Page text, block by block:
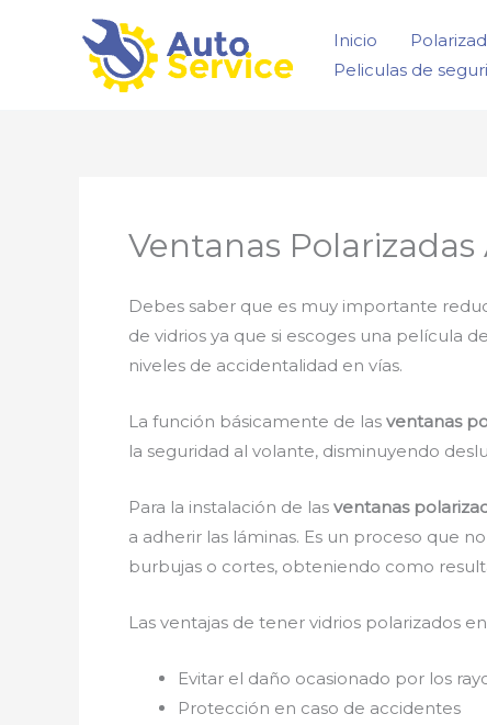
Inicio
Peliculas de
Ventanas
Debes saber que es muy importante
de vidrios ya que si escoges una película
niveles de accidentalidad en vías.
La función básicamente de las ventanas
la seguridad al volante, disminuyendo
Para la instalación de las ventanas
a adherir las láminas. Es un proceso que
burbujas o cortes, obteniendo como
Las ventajas de tener vidrios polarizados
Evitar el daño ocasionado por los
Protección en caso de accidentes